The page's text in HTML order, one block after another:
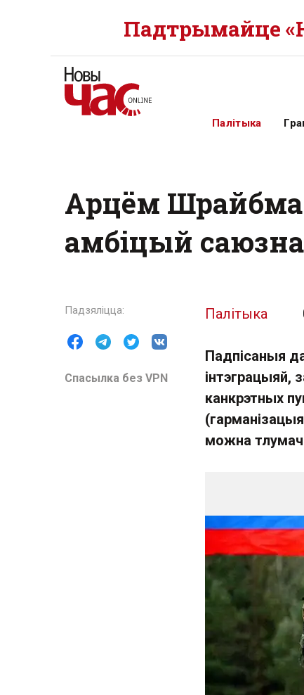
Падтрымайце
Палітыка
Арцём
амбіцый
Спасылка без VPN
Палітыка
Падпісаныя
інтэграцыяй,
канкрэтных
можна